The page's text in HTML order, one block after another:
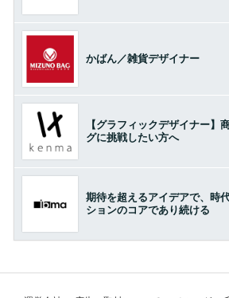
かばん／雑貨デザイナー
【グラフィックデザイナー】
グに挑戦したい方へ
期待を超えるアイデアで、時
ションのコアであり続ける